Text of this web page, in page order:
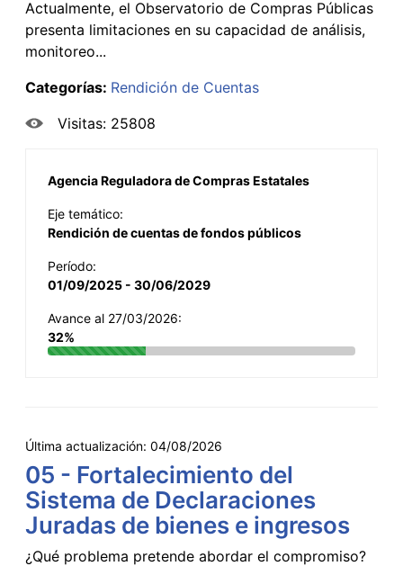
Actualmente, el Observatorio de Compras Públicas
presenta limitaciones en su capacidad de análisis,
monitoreo...
Categorías: Rendición de Cuentas
Visitas: 25808
Agencia Reguladora de Compras Estatales
Eje temático:
Rendición de cuentas de fondos públicos
Período:
01/09/2025 - 30/06/2029
Avance al 27/03/2026:
32%
Última actualización: 04/08/2026
05 - Fortalecimiento del
Sistema de Declaraciones
Juradas de bienes e ingresos
¿Qué problema pretende abordar el compromiso?